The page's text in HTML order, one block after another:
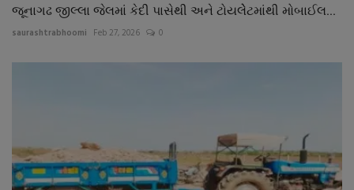
જૂનાગઢ જીલ્લા જેલમાં કેદી પાસેથી અને ટોયલેેટમાંથી મોબાઈલ...
saurashtrabhoomi Feb 27, 2026 0